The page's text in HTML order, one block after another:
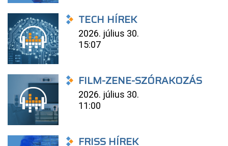
TECH HÍREK
2026. július 30.
15:07
FILM-ZENE-SZÓRAKOZÁS
2026. július 30.
11:00
FRISS HÍREK